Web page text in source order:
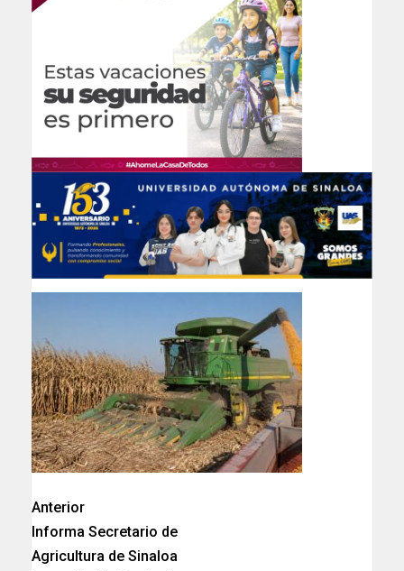
Anterior
Informa Secretario de
Agricultura de Sinaloa